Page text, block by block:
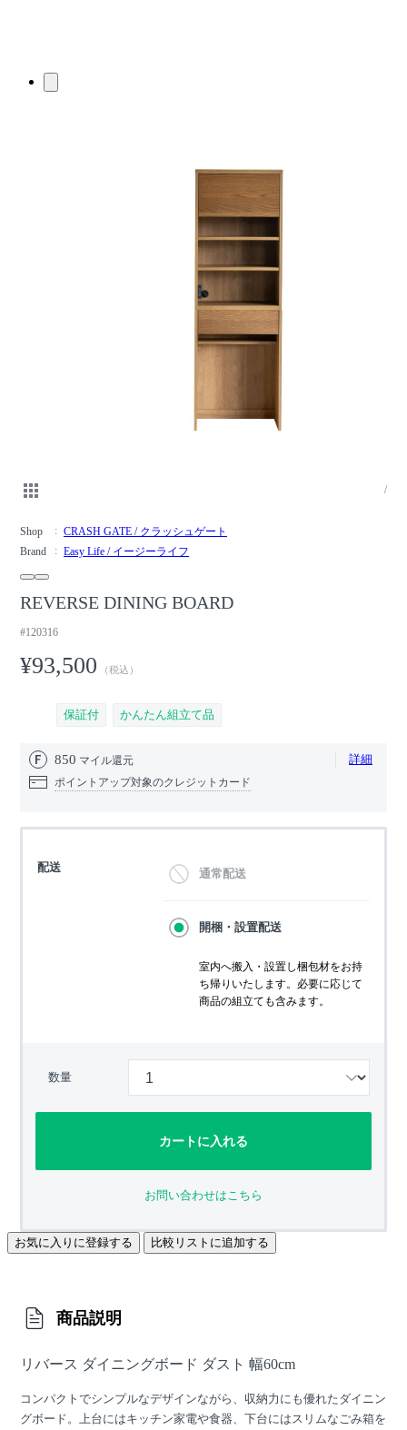
/
Shop
CRASH GATE / クラッシュゲート
Brand
Easy Life / イージーライフ
REVERSE DINING BOARD
#120316
¥93,500 （税込）
保証付 かんたん組立て品
850 マイル還元 詳細
ポイントアップ対象のクレジットカード
配送 通常配送
開梱・設置配送
室内へ搬入・設置し梱包材をお持
ち帰りいたします。必要に応じて
商品の組立ても含みます。
数量
カートに入れる
お問い合わせはこちら
お気に入りに登録する 比較リストに追加する
商品説明
リバース ダイニングボード ダスト 幅60cm
コンパクトでシンプルなデザインながら、収納力にも優れたダイニン
グボード。上台にはキッチン家電や食器、下台にはスリムなごみ箱を